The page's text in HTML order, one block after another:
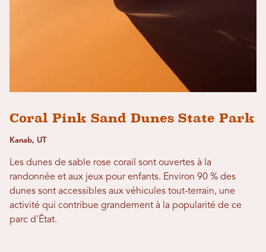
Coral Pink Sand Dunes State Park
Kanab, UT
Les dunes de sable rose corail sont ouvertes à la
randonnée et aux jeux pour enfants. Environ 90 % des
dunes sont accessibles aux véhicules tout-terrain, une
activité qui contribue grandement à la popularité de ce
parc d'État.